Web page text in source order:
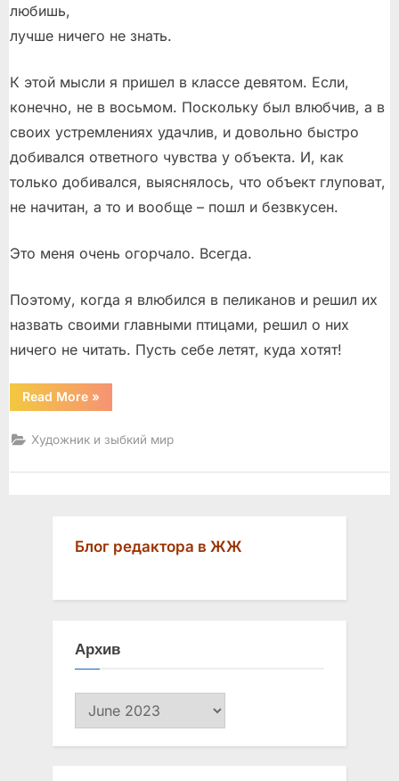
любишь,
лучше ничего не знать.
К этой мысли я пришел в классе девятом. Если,
конечно, не в восьмом. Поскольку был влюбчив, а в
своих устремлениях удачлив, и довольно быстро
добивался ответного чувства у объекта. И, как
только добивался, выяснялось, что объект глуповат,
не начитан, а то и вообще – пошл и безвкусен.
Это меня очень огорчало. Всегда.
Поэтому, когда я влюбился в пеликанов и решил их
назвать своими главными птицами, решил о них
ничего не читать. Пусть себе летят, куда хотят!
Read More“Мы
вольные
брат,
»
Художник и зыбкий мир
Блог редактора в ЖЖ
Архив
Архив